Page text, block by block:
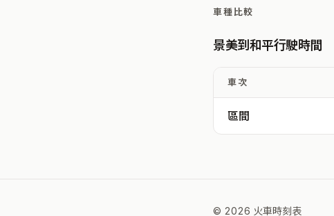
車種比較
景美到和平行駛時間
車次
區間
© 2026 火車時刻表